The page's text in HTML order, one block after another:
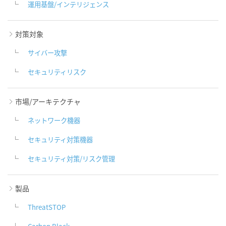
運用基盤/インテリジェンス
対策対象
サイバー攻撃
セキュリティリスク
市場/アーキテクチャ
ネットワーク機器
セキュリティ対策機器
セキュリティ対策/リスク管理
製品
ThreatSTOP